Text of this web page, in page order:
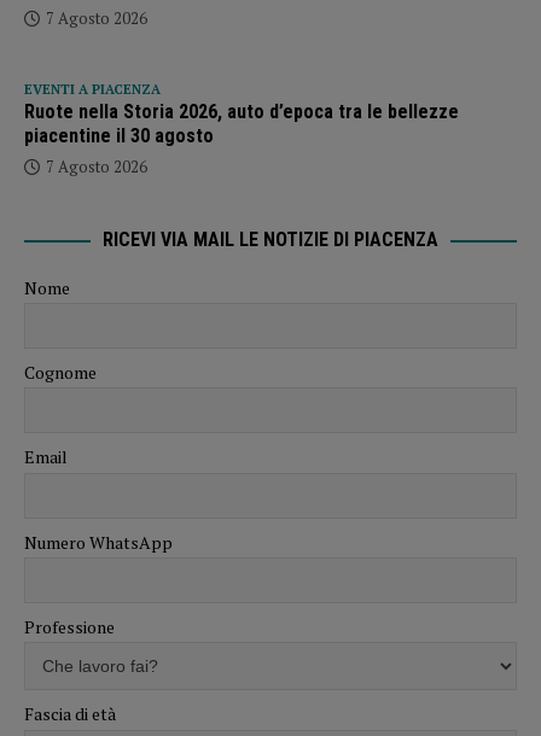
7 Agosto 2026
EVENTI A PIACENZA
Ruote nella Storia 2026, auto d’epoca tra le bellezze
piacentine il 30 agosto
7 Agosto 2026
RICEVI VIA MAIL LE NOTIZIE DI PIACENZA
Nome
Cognome
Email
Numero WhatsApp
Professione
Fascia di età